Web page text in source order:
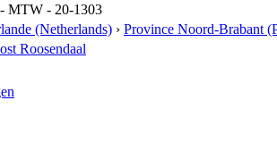
MTW - 20-1303
(Netherlands) › Province Noord-Brabant
Roosendaal